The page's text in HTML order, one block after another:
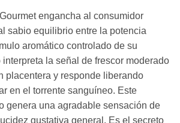
engancha al consumidor
sabio equilibrio entre la potencia
aromático controlado de su
la señal de frescor moderado
placentera y responde liberando
en el torrente sanguíneo. Este
genera una agradable sensación de
gustativa general. Es el secreto